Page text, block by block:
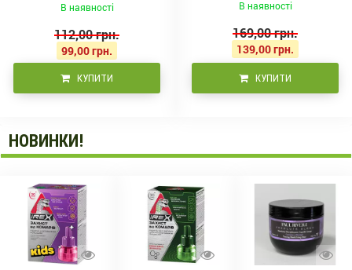
В наявності
112,00 грн.
99,00 грн.
КУПИТИ
В наявності
169,00 грн.
139,00 грн.
КУПИТИ
НОВИНКИ!